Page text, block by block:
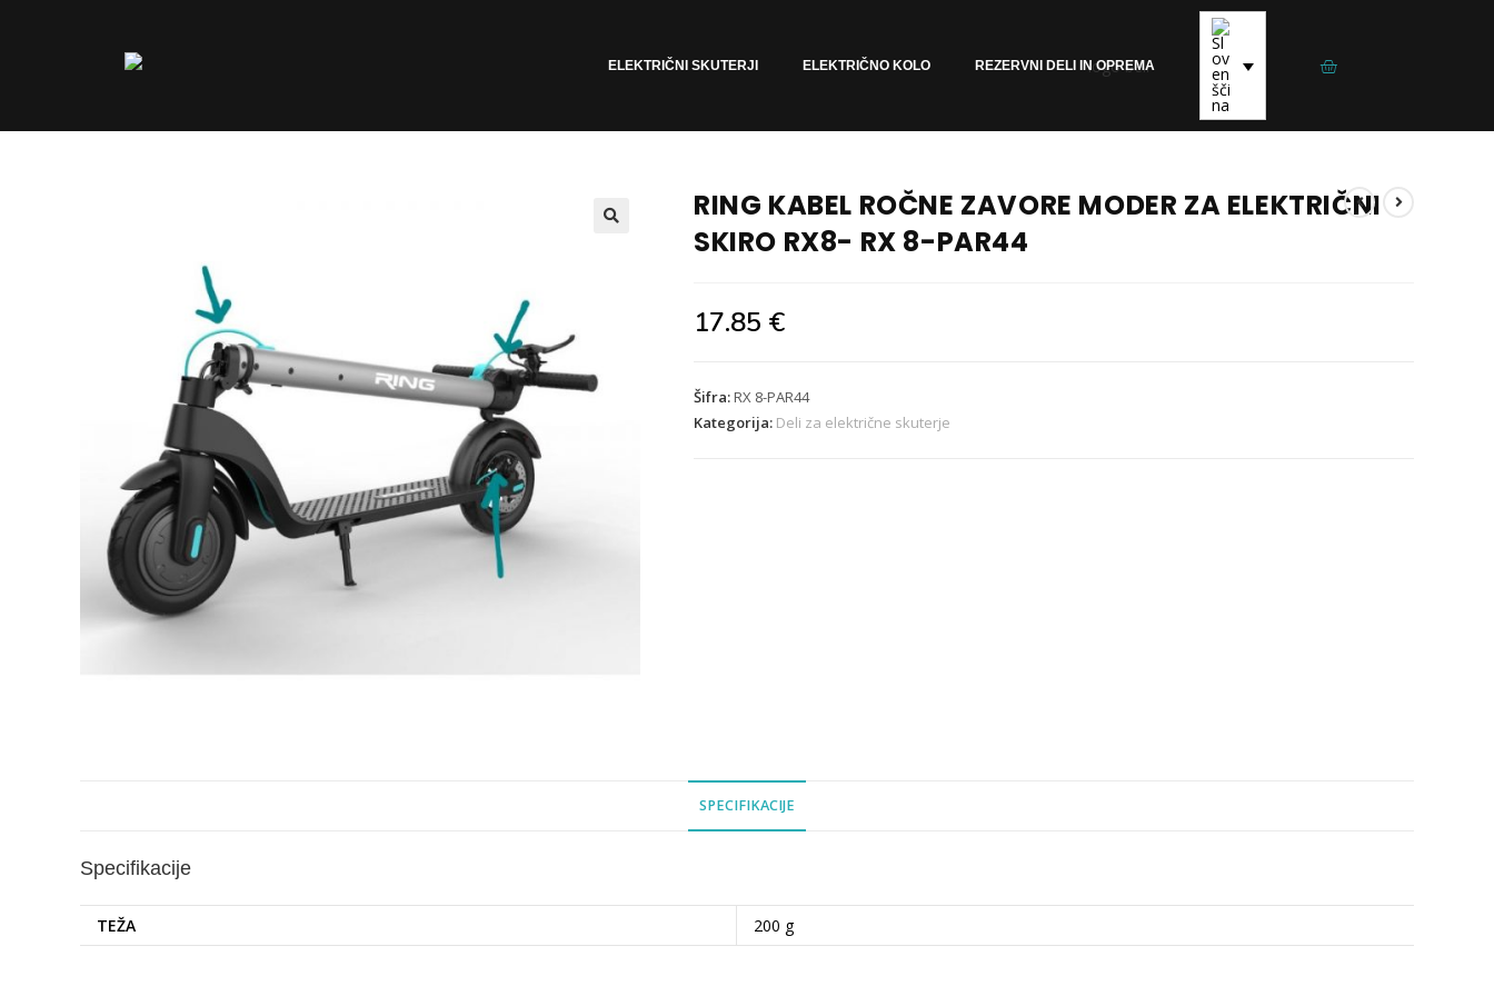
ELEKTRIČNI SKUTERJI ELEKTRIČNO KOLO REZERVNI DELI IN OPREMA
RING KABEL ROČNE ZAVORE MODER ZA ELEKTRIČNI
SKIRO RX8- RX 8-PAR44
17.85 €
Šifra:RX 8-PAR44
Kategorija: Deli za električne skuterje
SPECIFIKACIJE
Specifikacije
TEŽA 200 g